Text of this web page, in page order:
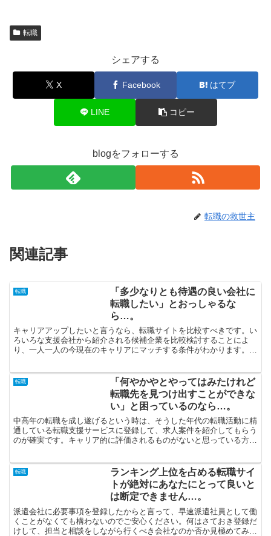
転職
シェアする
X Facebook はてブ
LINE コピー
blogをフォローする
転職の救世主
関連記事
転職
「多少なりとも待遇の良い会社に
転職したい」とおっしゃるな
ら…。
キャリアアップしたいと言うなら、転職サイトを比較すべきです。い
ろいろな支援会社から紹介される候補企業を比較検討することによ
り、一人一人の今現在のキャリアにマッチする条件がわかります。派
転職
「何やかやとやってはみたけれど
転職先を見つけ出すことができな
い」と困っているのなら…。
中高年の転職を成し遂げるという時は、そうした年代の転職活動に精
通している転職支援サービスに登録して、求人案件を紹介してもらう
のが確実です。キャリア的に評価されるものがないと思っている方が
転職
ランキング上位を占める転職サイ
トが絶対にあなたにとって良いと
は断定できません…。
派遣会社に必要事項を登録したからと言って、早速派遣社員として働
くことがなくても構わないのでご安心ください。何はさておき登録だ
けして、担当と相談をしながら行くべき会社なのか否か見極めてみて